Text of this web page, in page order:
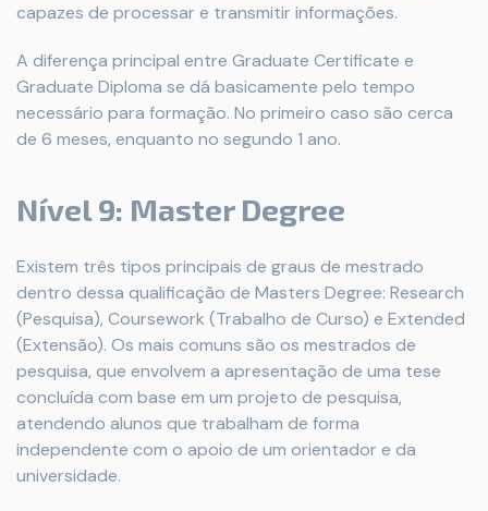
capazes de processar e transmitir informações.
A diferença principal entre Graduate Certificate e
Graduate Diploma se dá basicamente pelo tempo
necessário para formação. No primeiro caso são cerca
de 6 meses, enquanto no segundo 1 ano.
Nível 9: Master Degree
Existem três tipos principais de graus de mestrado
dentro dessa qualificação de Masters Degree: Research
(Pesquisa), Coursework (Trabalho de Curso) e Extended
(Extensão). Os mais comuns são os mestrados de
pesquisa, que envolvem a apresentação de uma tese
concluída com base em um projeto de pesquisa,
atendendo alunos que trabalham de forma
independente com o apoio de um orientador e da
universidade.